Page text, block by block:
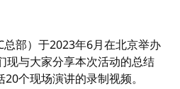
部）于2023年6月在北京举办
现与大家分享本次活动的总结
个现场演讲的录制视频。